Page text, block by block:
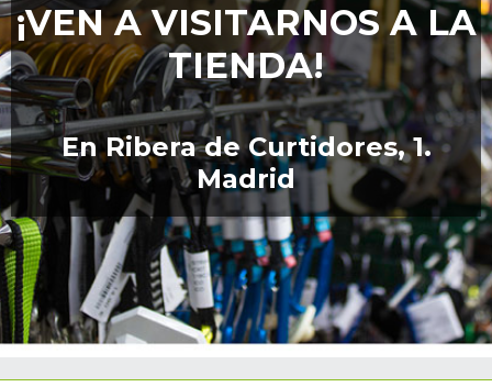
¡VEN A VISITARNOS A LA
TIENDA!
En Ribera de Curtidores, 1.
Madrid